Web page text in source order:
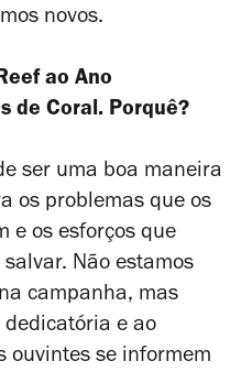
novos.
ao Ano
de Coral. Porquê?
ser uma boa maneira
os problemas que os
e os esforços que
Não estamos
campanha, mas
dedicatória e ao
ouvintes se informem